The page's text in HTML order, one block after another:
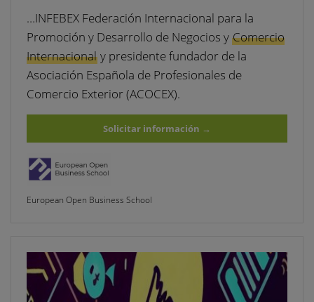
…INFEBEX Federación Internacional para la
Promoción y Desarrollo de Negocios y Comercio
Internacionaly presidente fundador de la
Asociación Española de Profesionales de
Comercio Exterior (ACOCEX).
Solicitar información →
European Open Business School